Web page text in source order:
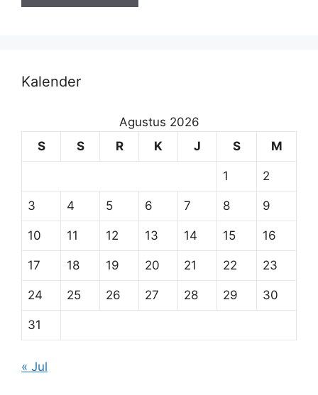
Kalender
Agustus 2026
S
S R K J S M
1 2
3 4 5 6 7 8 9
10 11 12 13 14 15 16
17 18 19 20 21 22 23
24 25 26 27 28 29 30
31
« Jul